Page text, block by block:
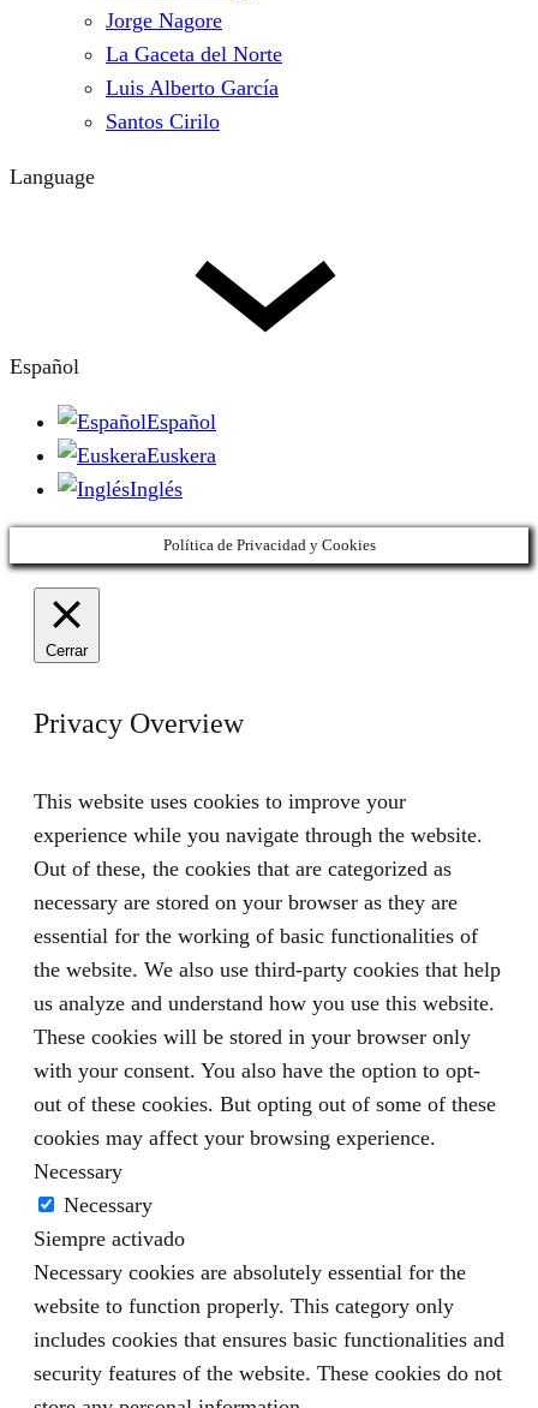
Jorge Nagore
La Gaceta del Norte
Luis Alberto García
Santos Cirilo
Language
Español
Español
Euskera
Inglés
Política de Privacidad y Cookies
Cerrar
Privacy Overview
This website uses cookies to improve your
experience while you navigate through the website.
Out of these, the cookies that are categorized as
necessary are stored on your browser as they are
essential for the working of basic functionalities of
the website. We also use third-party cookies that help
us analyze and understand how you use this website.
These cookies will be stored in your browser only
with your consent. You also have the option to opt-
out of these cookies. But opting out of some of these
cookies may affect your browsing experience.
Necessary
Necessary
Siempre activado
Necessary cookies are absolutely essential for the
website to function properly. This category only
includes cookies that ensures basic functionalities and
security features of the website. These cookies do not